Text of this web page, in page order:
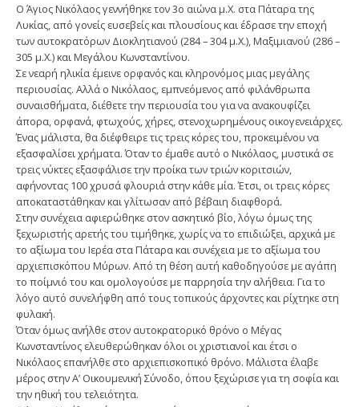
Ο Άγιος Νικόλαος γεννήθηκε τον 3ο αιώνα μ.Χ. στα Πάταρα της
Λυκίας, από γονείς ευσεβείς και πλουσίους και έδρασε την εποχή
των αυτοκρατόρων Διοκλητιανού (284 – 304 μ.Χ.), Μαξιμιανού (286 –
305 μ.Χ.) και Μεγάλου Κωνσταντίνου.
Σε νεαρή ηλικία έμεινε ορφανός και κληρονόμος μιας μεγάλης
περιουσίας. Αλλά ο Νικόλαος, εμπνεόμενος από φιλάνθρωπα
συναισθήματα, διέθετε την περιουσία του για να ανακουφίζει
άπορα, ορφανά, φτωχούς, χήρες, στενοχωρημένους οικογενειάρχες.
Ένας μάλιστα, θα διέφθειρε τις τρεις κόρες του, προκειμένου να
εξασφαλίσει χρήματα. Όταν το έμαθε αυτό ο Νικόλαος, μυστικά σε
τρεις νύκτες εξασφάλισε την προίκα των τριών κοριτσιών,
αφήνοντας 100 χρυσά φλουριά στην κάθε μία. Έτσι, οι τρεις κόρες
αποκαταστάθηκαν και γλίτωσαν από βέβαιη διαφθορά.
Στην συνέχεια αφιερώθηκε στον ασκητικό βίο, λόγω όμως της
ξεχωριστής αρετής του τιμήθηκε, χωρίς να το επιδιώξει, αρχικά με
το αξίωμα του Ιερέα στα Πάταρα και συνέχεια με το αξίωμα του
αρχιεπισκόπου Μύρων. Από τη θέση αυτή καθοδηγούσε με αγάπη
το ποίμνιό του και ομολογούσε με παρρησία την αλήθεια. Για το
λόγο αυτό συνελήφθη από τους τοπικούς άρχοντες και ρίχτηκε στη
φυλακή.
Όταν όμως ανήλθε στον αυτοκρατορικό θρόνο ο Μέγας
Κωνσταντίνος ελευθερώθηκαν όλοι οι χριστιανοί και έτσι ο
Νικόλαος επανήλθε στο αρχιεπισκοπικό θρόνο. Μάλιστα έλαβε
μέρος στην Α’ Οικουμενική Σύνοδο, όπου ξεχώρισε για τη σοφία και
την ηθική του τελειότητα.